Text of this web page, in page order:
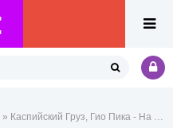
» Каспийский Груз, Гио Пика - На белом (Remix)